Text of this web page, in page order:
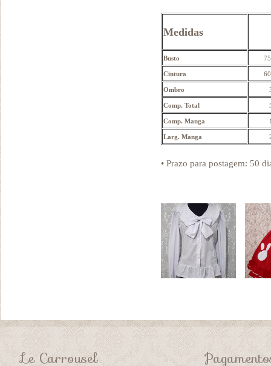
Medidas
Busto
Cintura
Ombro
Comp. Total
Comp. Manga
Larg. Manga
• Prazo para postagem: 50
Le Carrousel